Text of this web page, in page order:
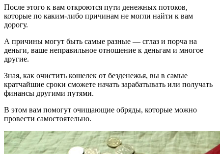
После этого к вам откроются пути денежных потоков,
которые по каким-либо причинам не могли найти к вам
дорогу.
А причины могут быть самые разные — сглаз и порча на
деньги, ваше неправильное отношение к деньгам и многое
другие.
Зная, как очистить кошелек от безденежья, вы в самые
кратчайшие сроки сможете начать зарабатывать или получать
финансы другими путями.
В этом вам помогут очищающие обряды, которые можно
провести самостоятельно.